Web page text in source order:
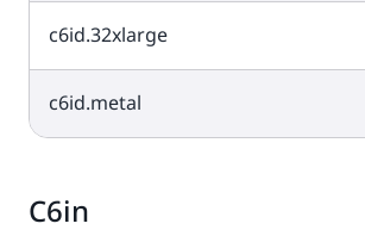
vCPU
c6id.32xlarge
vCPU
128
c6id.metal
C6in